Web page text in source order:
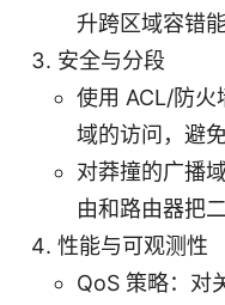
升跨区域容错能
安全与分段
使用 ACL/防火
域的访问，避
对莽撞的广播
由和路由器把
性能与可观测性
QoS 策略：对